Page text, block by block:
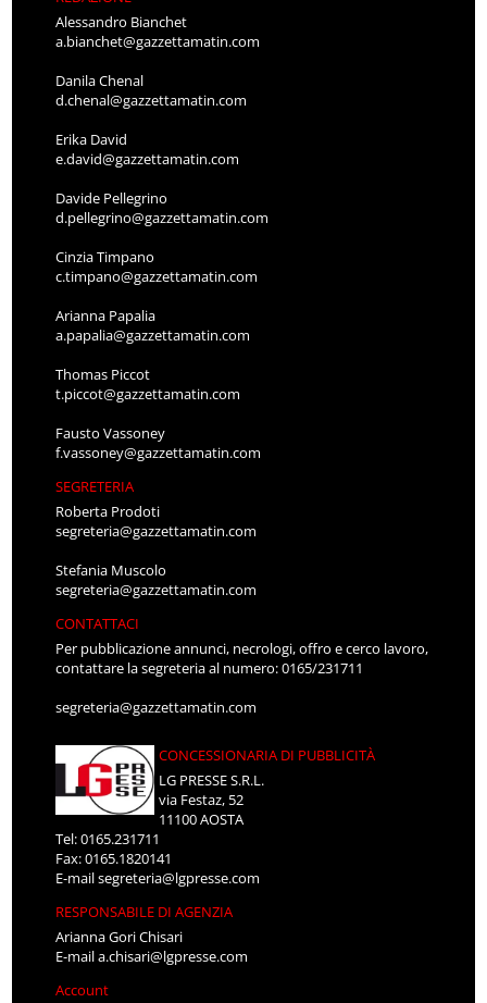
Alessandro Bianchet
a.bianchet@gazzettamatin.com
Danila Chenal
d.chenal@gazzettamatin.com
Erika David
e.david@gazzettamatin.com
Davide Pellegrino
d.pellegrino@gazzettamatin.com
Cinzia Timpano
c.timpano@gazzettamatin.com
Arianna Papalia
a.papalia@gazzettamatin.com
Thomas Piccot
t.piccot@gazzettamatin.com
Fausto Vassoney
f.vassoney@gazzettamatin.com
SEGRETERIA
Roberta Prodoti
segreteria@gazzettamatin.com
Stefania Muscolo
segreteria@gazzettamatin.com
CONTATTACI
Per pubblicazione annunci, necrologi, offro e cerco lavoro,
contattare la segreteria al numero: 0165/231711
segreteria@gazzettamatin.com
CONCESSIONARIA DI PUBBLICITÀ
LG PRESSE S.R.L.
via Festaz, 52
11100 AOSTA
Tel: 0165.231711
Fax: 0165.1820141
E-mailsegreteria@lgpresse.com
RESPONSABILE DI AGENZIA
Arianna Gori Chisari
E-maila.chisari@lgpresse.com
Account